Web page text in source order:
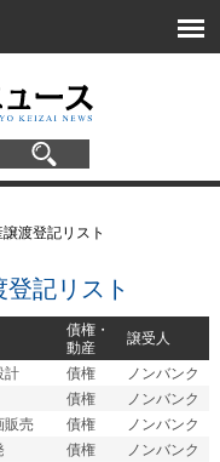
渡登記リスト
記リスト
債権・
動産
譲受人
計 債権
ノンバンク
債権
ノンバンク
販売 債権
ノンバンク
債権
ノンバンク